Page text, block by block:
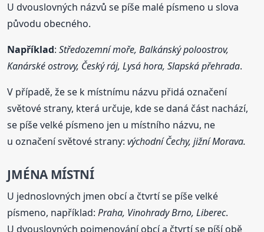
U dvouslovných názvů se píše malé písmeno u slova
původu obecného.
Například:Středozemní moře, Balkánský poloostrov,
Kanárské ostrovy, Český ráj, Lysá hora, Slapská přehrada.
V případě, že se k místnímu názvu přidá označení
světové strany, která určuje, kde se daná část nachází,
se píše velké písmeno jen u místního názvu, ne
u označení světové strany:východní Čechy, jižní Morava.
JMÉNA MÍSTNÍ
U jednoslovných jmen obcí a čtvrtí se píše velké
písmeno, například:Praha, Vinohrady Brno, Liberec.
U dvouslovných pojmenování obcí a čtvrtí se píší obě